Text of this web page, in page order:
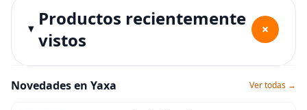
Productos recientemente
vistos
+
Novedades en Yaxa Ver todas →